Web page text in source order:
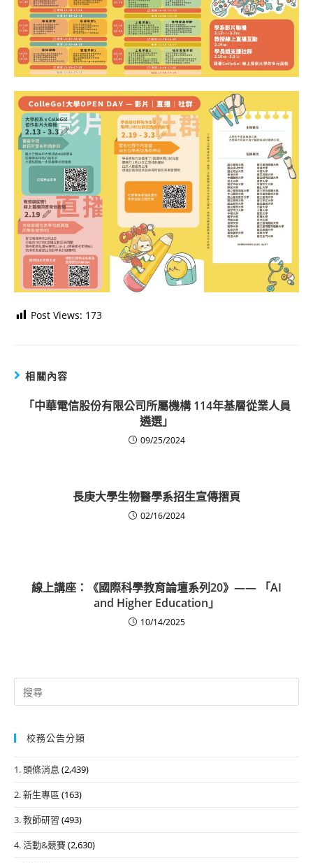
Post Views: 173
相關內容
「中華電信股份有限公司所屬機構 114年基層從業人員
遴選」
09/25/2024
長庚大學生物醫學系招生宣傳摺頁
02/16/2024
線上講座：《國際科學教育論壇系列20》—— 「AI
and Higher Education」
10/14/2025
Search
for:
校務公告分類
1. 頭條消息 (2,439)
2. 新生專區 (163)
3. 教師研習 (493)
4. 活動&競賽(2,630)